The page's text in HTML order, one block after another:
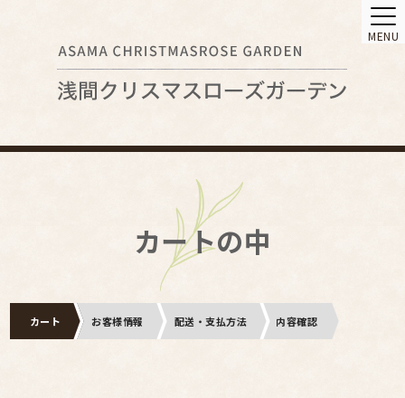
MENU
カートの中
カート お客様情報 配送・支払方法 内容確認